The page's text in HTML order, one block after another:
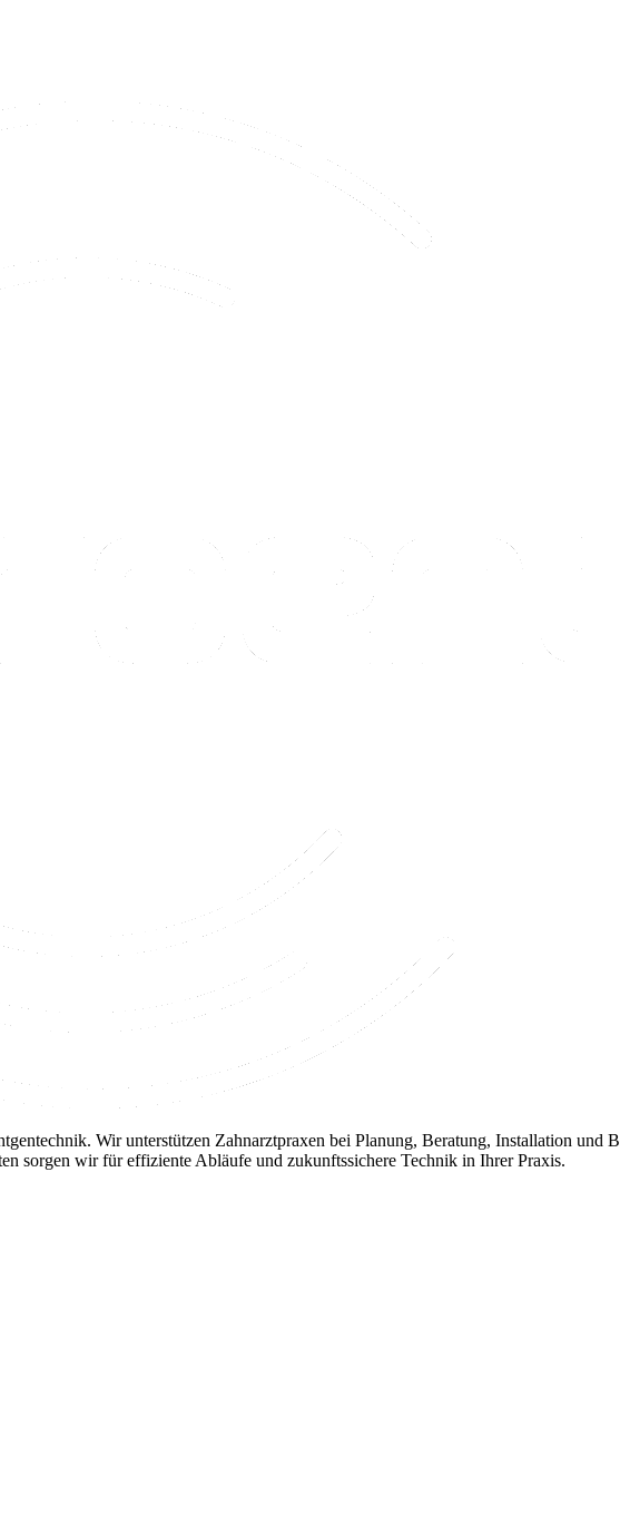
Wir unterstützen Zahnarztpraxen bei Planung, Beratung, Installation
sorgen wir für effiziente Abläufe und zukunftssichere Technik in Ihrer Praxis.